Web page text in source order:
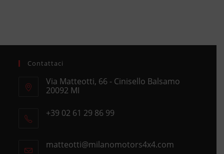
Contattaci
Via Matteotti, 66 - Cinisello Balsamo
20092 MI
in
+39 02 61 29 86 99
your
matteotti@milanomotors4x4.comOpens